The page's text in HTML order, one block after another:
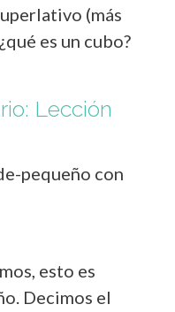
(más
es un cubo?
Lección
pequeño con
esto es
Decimos el